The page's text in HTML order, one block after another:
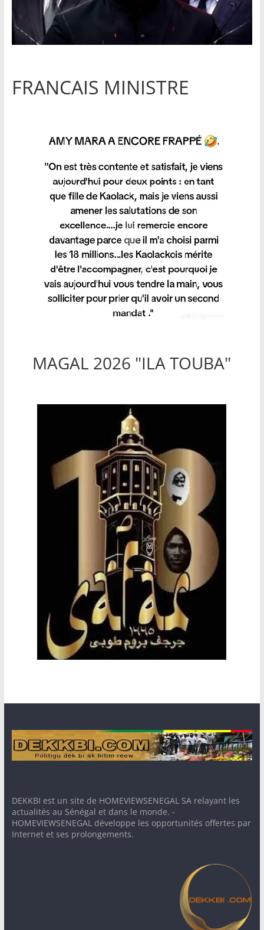
FRANCAIS MINISTRE
MAGAL 2026 "ILA TOUBA"
DEKKBI est un site de HOMEVIEWSENEGAL SA relayant les
actualités au Sénégal et dans le monde. -
HOMEVIEWSENEGAL développe les opportunités offertes par
Internet et ses prolongements.